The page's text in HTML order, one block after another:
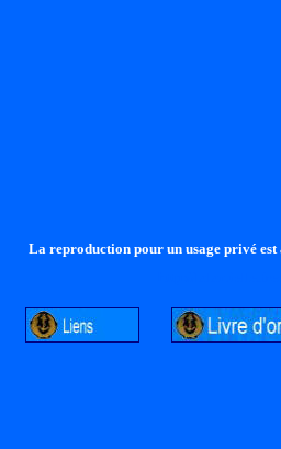
La reproduction pour un usage privé